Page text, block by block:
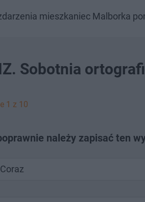
mieszkaniec Malborka
Sobotnia
1 z 10
należy zapisać ten
Coraz